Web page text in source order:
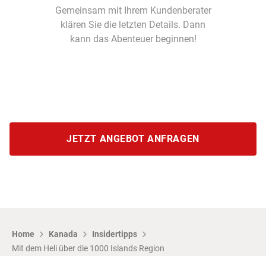
Home Kanada
Insidertipps
Mit dem Heli über die 1000 Islands Region
JETZT ANGEBOT ANFRAGEN
Gemeinsam mit Ihrem Kundenberater
klären Sie die letzten Details. Dann
kann das Abenteuer beginnen!